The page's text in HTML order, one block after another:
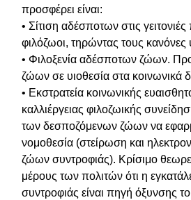
προσφέρει είναι:
• Σίτιση αδέσποτων στις
φιλόζωοι, τηρώντας τους κανόνες
• Φιλοξενία αδέσποτων ζώων.
ζώων σε υιοθεσία στα κοινωνικά
• Εκστρατεία κοινωνικής
καλλιέργειας φιλοζωικής
των δεσποζόμενων ζώων να
νομοθεσία (στείρωση και
ζώων συντροφιάς). Κρίσιμο
μέρους των πολιτών ότι η
συντροφιάς είναι πηγή όξυνσης